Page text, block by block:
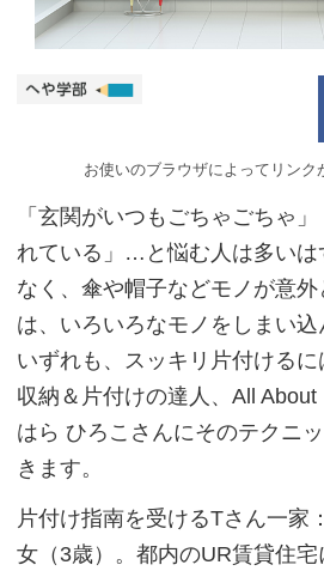
お使いのブラウザによってリンク
「玄関がいつもごちゃごちゃ
れている」…と悩む人は多いは
なく、傘や帽子などモノが意
は、いろいろなモノをしまい込
いずれも、スッキリ片付けるに
収納＆片付けの達人、All
はら ひろこさんにそのテクニ
きます。
片付け指南を受けるTさん一家
女（3歳）。都内のUR賃貸住